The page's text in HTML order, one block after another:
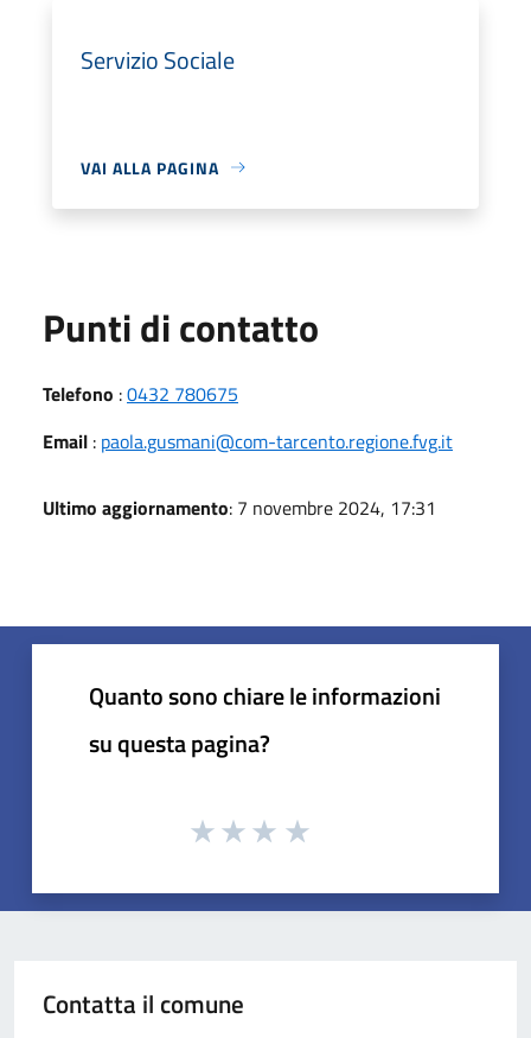
Servizio Sociale
VAI ALLA PAGINA
Punti di contatto
Telefono :0432 780675
Email : paola.gusmani@com-tarcento.regione.fvg.it
Ultimo aggiornamento: 7 novembre 2024, 17:31
Quanto sono chiare le informazioni
su questa pagina?
Contatta il comune